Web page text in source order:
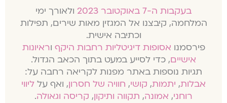
בעקבות ה-7 באוקטובר 2023
ולאורך ימי
המלחמה, קיבצנו אל המגזין מאות שירים, תפילות
וכתיבה אישית.
פירסמנו אסופות דיגיטליות רחבות היקףוראיונות
אישיים, כדי לסייע במעט בתוך הכאב הגדול.
תגיות נוספות באתר מפנות לקריאה רחבה על:
אבלות, יתמות, קושי, חוויה של חסרון, ואף על ליווי
רוחני, אמונה, תקווה ותיקון, קריסה וגאולה.